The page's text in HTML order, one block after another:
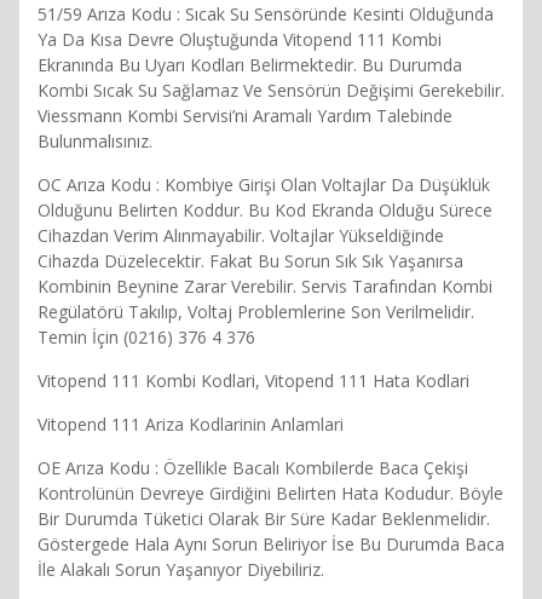
51/59 Arıza Kodu : Sıcak Su Sensöründe Kesinti Olduğunda
Ya Da Kısa Devre Oluştuğunda Vitopend 111 Kombi
Ekranında Bu Uyarı Kodları Belirmektedir. Bu Durumda
Kombi Sıcak Su Sağlamaz Ve Sensörün Değişimi Gerekebilir.
Viessmann Kombi Servisi’ni Aramalı Yardım Talebinde
Bulunmalısınız.
OC Arıza Kodu : Kombiye Girişi Olan Voltajlar Da Düşüklük
Olduğunu Belirten Koddur. Bu Kod Ekranda Olduğu Sürece
Cihazdan Verim Alınmayabilir. Voltajlar Yükseldiğinde
Cihazda Düzelecektir. Fakat Bu Sorun Sık Sık Yaşanırsa
Kombinin Beynine Zarar Verebilir. Servis Tarafından Kombi
Regülatörü Takılıp, Voltaj Problemlerine Son Verilmelidir.
Temin İçin (0216) 376 4 376
Vitopend 111 Kombi Kodlari, Vitopend 111 Hata Kodlari
Vitopend 111 Ariza Kodlarinin Anlamlari
OE Arıza Kodu : Özellikle Bacalı Kombilerde Baca Çekişi
Kontrolünün Devreye Girdiğini Belirten Hata Kodudur. Böyle
Bir Durumda Tüketici Olarak Bir Süre Kadar Beklenmelidir.
Göstergede Hala Aynı Sorun Beliriyor İse Bu Durumda Baca
İle Alakalı Sorun Yaşanıyor Diyebiliriz.